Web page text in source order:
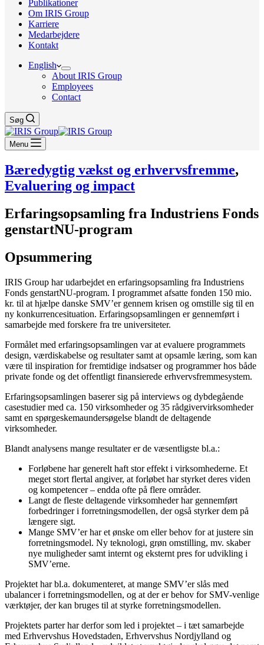
Publikationer
Om IRIS Group
Karriere
Medarbejdere
Kontakt
English
About IRIS Group
Employees
Contact
Søg
Menu
Bæredygtig vækst og erhvervsfremme,
Evaluering og impact
Erfaringsopsamling fra Industriens Fonds
genstartNU-program
Opsummering
IRIS Group har udarbejdet en erfaringsopsamling fra Industriens
Fonds genstartNU-program. I programmet afsatte fonden 150 mio.
kr. til at hjælpe danske SMV’er gennem krisen og omstille sig til en
ny konkurrencesituation. Erfaringsopsamlingen er gennemført i
samarbejde med forskere fra tre universiteter.
Formålet med erfaringsopsamlingen var at evaluere programmets
design, værdiskabelse og resultater samt at opsamle læring, som kan
være til inspiration for fremtidige indsatser og programmer hos både
private fonde og det offentligt finansierede erhvervsfremmesystem.
Erfaringsopsamlingen baserer sig på interviews og dybdegående
casestudier med ca. 150 virksomheder og 35 rådgivervirksomheder
samt en spørgeskemaundersøgelse blandt de deltagende
virksomheder.
Blandt analysens mange resultater er de væsentligste bl.a.:
Forløbene har generelt haft stor effekt i virksomhederne. Et
meget stort flertal angiver, at forløbet har styrket deres viden
og kompetencer – endda ofte på flere områder.
Langt de fleste deltagende virksomheder har gennemført
forbedringer i forretningsmodellen, der også styrker dem på
længere sigt.
Mange SMV’er har et ønske om eller behov for at justere sin
forretningsmodel. Ny teknologi, grøn omstilling, mv. skaber
nye muligheder samt internt og eksternt pres for udvikling i
SMV’erne.
Projektet har bl.a. dokumenteret, at mange SMV’er slås med
ubalancer i forretningsmodellen, og at der er behov for SMV-venlige
værktøjer, der kan bruges til at styrke forretningsmodellen.
Projektets parter har derfor som led i projektet – i tæt samarbejde
med Erhvervshus Hovedstaden, Erhvervshus Nordjylland og